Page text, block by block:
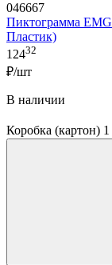
046667
Пиктограмма
Пластик)
12432
₽/шт
В наличии
Коробка (картон)